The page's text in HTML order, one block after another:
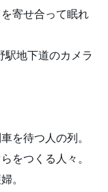
寄せ合って眠れ
駅地下道のカメラ
を待つ人の列。
をつくる人々。
。